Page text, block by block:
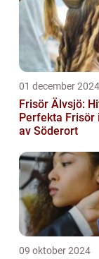
01 december 2024
Frisör Älvsjö:
Perfekta Frisör
av Söderort
09 oktober 2024